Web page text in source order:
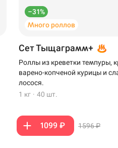
–31%
Много роллов
Сет Тыщаграмм+
Роллы из креветки темпуры,
варено-копченой курицы и
лосося.
1 кг · 40 шт.
1099 ₽ 1596 ₽